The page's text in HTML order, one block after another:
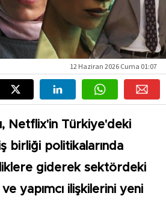
12 Haziran 2026 Cuma 01:07
Netflix'in Türkiye'deki
birliği politikalarında
giderek sektördeki
yapımcı ilişkilerini yeni